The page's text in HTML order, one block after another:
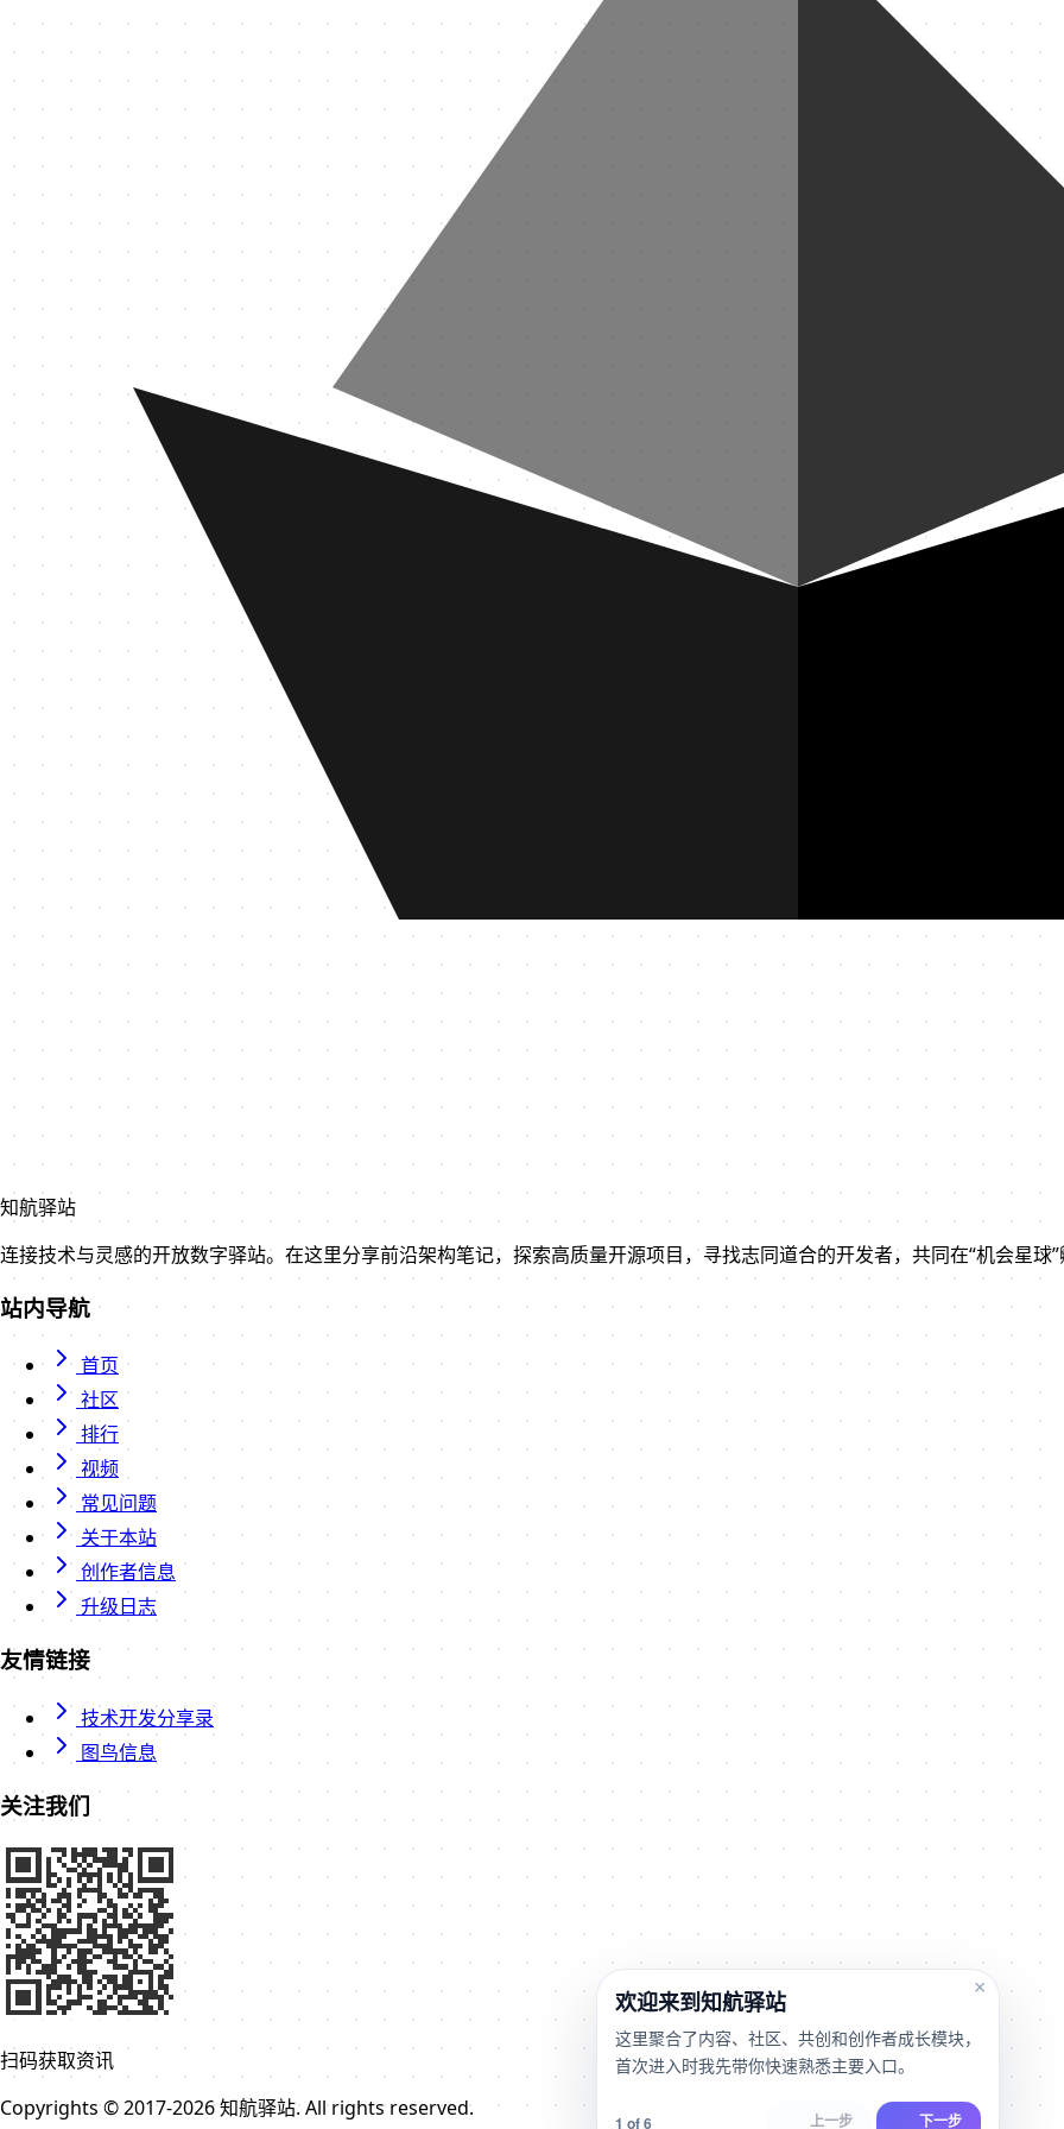
知航驿站
连接技术与灵感的开放数字驿站。在这里分享前沿架构笔记，探索高质量开源项目，寻找志同道合的开发者，共同在“机会星球”
站内导航
首页
社区
排行
视频
常见问题
关于本站
创作者信息
升级日志
友情链接
技术开发分享录
图鸟信息
关注我们
扫码获取资讯
Copyrights © 2017-2026 知航驿站. All rights reserved.
×
欢迎来到知航驿站
这里聚合了内容、社区、共创和创作者成长模块，
首次进入时我先带你快速熟悉主要入口。
1 of 6 上一步 下一步